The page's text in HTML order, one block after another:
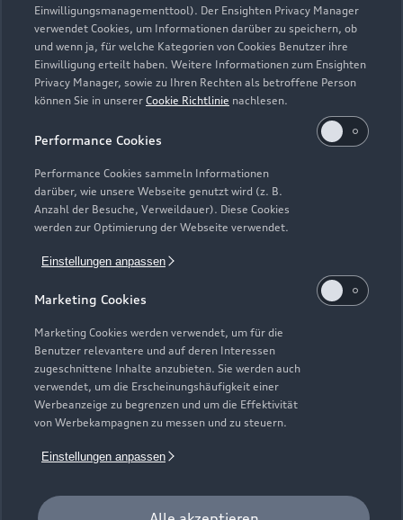
Einwilligungsmanagementtool). Der Ensighten Privacy Manager
verwendet Cookies, um Informationen darüber zu speichern, ob
und wenn ja, für welche Kategorien von Cookies Benutzer ihre
Einwilligung erteilt haben. Weitere Informationen zum Ensighten
Privacy Manager, sowie zu Ihren Rechten als betroffene Person
können Sie in unserer Cookie Richtlinie nachlesen.
Performance Cookies
Performance Cookies sammeln Informationen
darüber, wie unsere Webseite genutzt wird (z. B.
Anzahl der Besuche, Verweildauer). Diese Cookies
werden zur Optimierung der Webseite verwendet.
Einstellungen anpassen
Marketing Cookies
Marketing Cookies werden verwendet, um für die
Benutzer relevantere und auf deren Interessen
zugeschnittene Inhalte anzubieten. Sie werden auch
verwendet, um die Erscheinungshäufigkeit einer
Werbeanzeige zu begrenzen und um die Effektivität
von Werbekampagnen zu messen und zu steuern.
Einstellungen anpassen
Zur Inspektion
Zu den Rädern
Zurück nach oben
Modelle
Kaufen & leasen